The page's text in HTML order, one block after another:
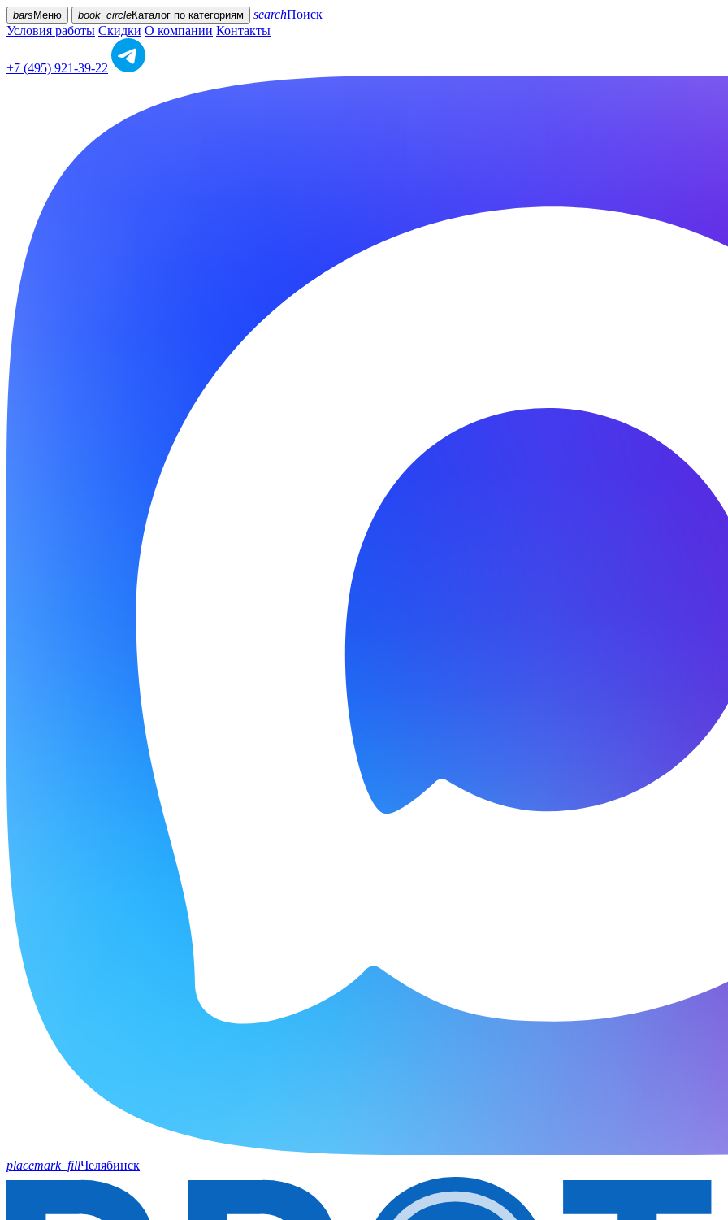
bars Меню book_circleКаталог по категориям searchПоиск
Условия работы Скидки О компании Контакты
+7 (495) 921-39-22
placemark_fillЧелябинск